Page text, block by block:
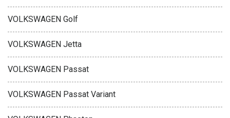
VOLKSWAGEN Golf
VOLKSWAGEN Jetta
VOLKSWAGEN Passat
VOLKSWAGEN Passat Variant